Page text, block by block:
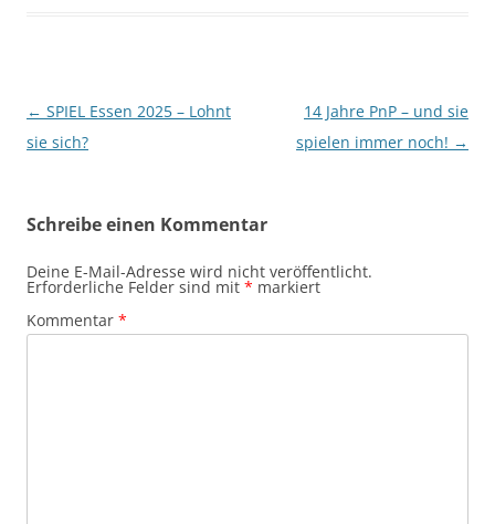
Beitragsnavigation
← SPIEL Essen 2025 – Lohnt
sie sich?
14 Jahre PnP – und sie
spielen immer noch! →
Schreibe einen Kommentar
Deine E-Mail-Adresse wird nicht veröffentlicht.
Erforderliche Felder sind mit * markiert
Kommentar *